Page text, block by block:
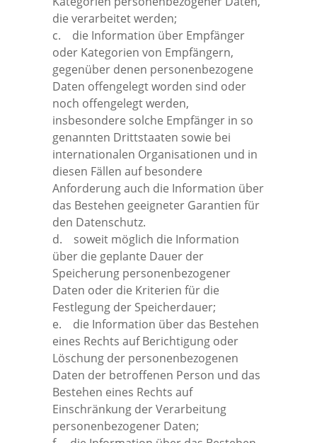
die verarbeitet werden;
c. die Information über Empfänger
oder Kategorien von Empfängern,
gegenüber denen personenbezogene
Daten offengelegt worden sind oder
noch offengelegt werden,
insbesondere solche Empfänger in so
genannten Drittstaaten sowie bei
internationalen Organisationen und in
diesen Fällen auf besondere
Anforderung auch die Information über
das Bestehen geeigneter Garantien für
den Datenschutz.
d. soweit möglich die Information
über die geplante Dauer der
Speicherung personenbezogener
Daten oder die Kriterien für die
Festlegung der Speicherdauer;
e. die Information über das Bestehen
eines Rechts auf Berichtigung oder
Löschung der personenbezogenen
Daten der betroffenen Person und das
Bestehen eines Rechts auf
Einschränkung der Verarbeitung
personenbezogener Daten;